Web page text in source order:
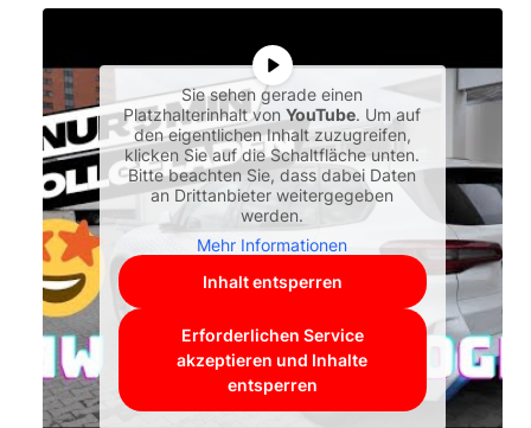
Sie sehen gerade einen
Platzhalterinhalt vonYouTube. Um auf
den eigentlichen Inhalt zuzugreifen,
klicken Sie auf die Schaltfläche unten.
Bitte beachten Sie, dass dabei Daten
an Drittanbieter weitergegeben
werden.
Mehr Informationen
Inhalt entsperren
Erforderlichen Service
akzeptieren und Inhalte
entsperren